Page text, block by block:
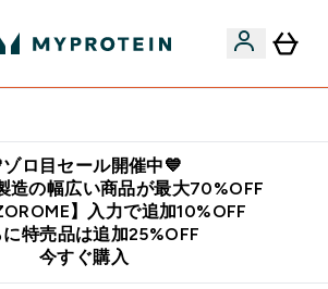
ゾロ目セール開催中💙
造の幅広い商品が最大70%OFF
】入力で追加10%OFF
に特売品は追加25%OFF
今すぐ購入